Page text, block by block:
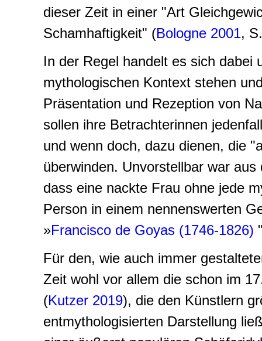
dieser Zeit in einer "Art
Schamhaftigkeit" (Bologne 2001,
In der Regel handelt es sich dabei
mythologischen Kontext stehen
Präsentation und Rezeption von
sollen ihre Betrachterinnen
und wenn doch, dazu dienen, die
überwinden. Unvorstellbar war
dass eine nackte Frau ohne jede
Person in einem nennenswerten
»Francisco de Goyas (1746-1826)
Für den, wie auch immer
Zeit wohl vor allem die schon im
(Kutzer 2019), die den Künstlern
entmythologisierten Darstellung